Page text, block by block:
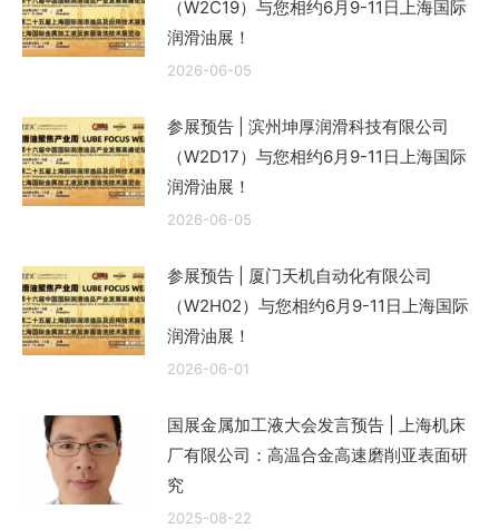
（W2C19）与您相约6月9-11日上海国际
润滑油展！
2026-06-05
参展预告 | 滨州坤厚润滑科技有限公司
（W2D17）与您相约6月9-11日上海国际
润滑油展！
2026-06-05
参展预告 | 厦门天机自动化有限公司
（W2H02）与您相约6月9-11日上海国际
润滑油展！
2026-06-01
国展金属加工液大会发言预告 | 上海机床
厂有限公司：高温合金高速磨削亚表面研
究
2025-08-22